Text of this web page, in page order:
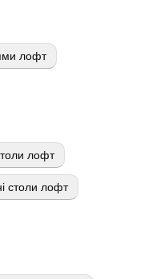
лофт
лофт
столи лофт